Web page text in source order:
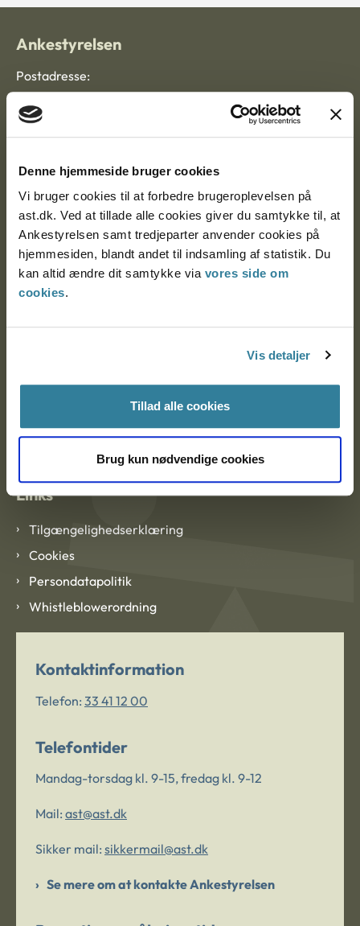
Denne hjemmeside bruger cookies
Vi bruger cookies til at forbedre brugeroplevelsen på
ast.dk. Ved at tillade alle cookies giver du samtykke til, at
Ankestyrelsen samt tredjeparter anvender cookies på
hjemmesiden, blandt andet til indsamling af statistik. Du
kan altid ændre dit samtykke via vores side om
cookies.
Vis detaljer
Tillad alle cookies
Brug kun nødvendige cookies
Ankestyrelsen
Postadresse:
Nytorv 7, 2. sal
Ankestyrelsen Aalborg
Ankestyrelsen København
EAN: 57 98 000 35 48 21
Om Ankestyrelsen
Links
Tilgængelighedserklæring
Cookies
Persondatapolitik
Whistleblowerordning
Kontaktinformation
Telefon: 33 41 12 00
Telefontider
Mandag-torsdag kl. 9-15, fredag kl. 9-12
Mail: ast@ast.dk
Sikker mail: sikkermail@ast.dk
Se mere om at kontakte Ankestyrelsen